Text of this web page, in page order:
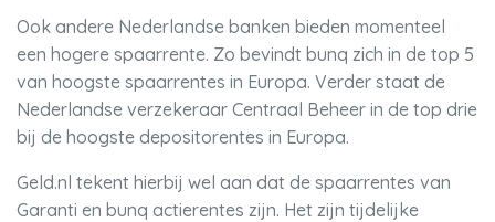
Ook andere Nederlandse banken bieden momenteel
een hogere spaarrente. Zo bevindt bunq zich in de top 5
van hoogste spaarrentes in Europa. Verder staat de
Nederlandse verzekeraar Centraal Beheer in de top drie
bij de hoogste depositorentes in Europa.
Geld.nl tekent hierbij wel aan dat de spaarrentes van
Garanti en bunq actierentes zijn. Het zijn tijdelijke